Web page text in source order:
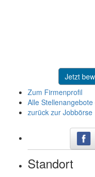
Jetzt
Zum Firmenprofil
Alle
zurück zur Jobbörse
Standort